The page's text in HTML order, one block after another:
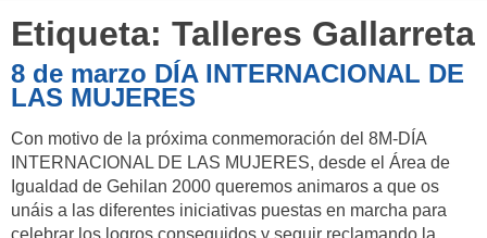
Etiqueta: Talleres Gallarreta
8 de marzo DÍA INTERNACIONAL DE
LAS MUJERES
Con motivo de la próxima conmemoración del 8M-DÍA
INTERNACIONAL DE LAS MUJERES, desde el Área de
Igualdad de Gehilan 2000 queremos animaros a que os
unáis a las diferentes iniciativas puestas en marcha para
celebrar los logros conseguidos y seguir reclamando la